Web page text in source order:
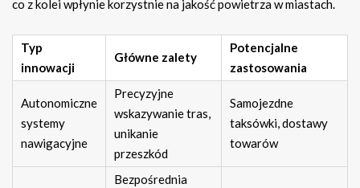
co z kolei wpłynie korzystnie na jakość powietrza w miastach.
Typ
innowacji
Główne zalety
Potencjalne
zastosowania
Autonomiczne
systemy
nawigacyjne
Precyzyjne
wskazywanie tras,
unikanie
przeszkód
Samojezdne
taksówki, dostawy
towarów
Bezpośrednia